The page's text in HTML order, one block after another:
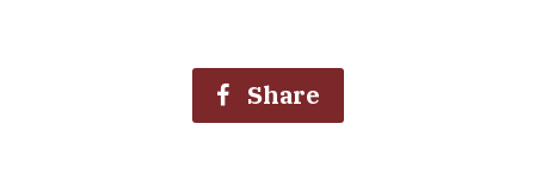
Share